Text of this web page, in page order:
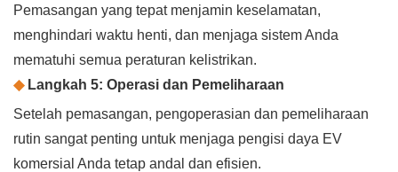
Pemasangan yang tepat menjamin keselamatan,
menghindari waktu henti, dan menjaga sistem Anda
mematuhi semua peraturan kelistrikan.
◆Langkah 5: Operasi dan Pemeliharaan
Setelah pemasangan, pengoperasian dan pemeliharaan
rutin sangat penting untuk menjaga pengisi daya EV
komersial Anda tetap andal dan efisien.